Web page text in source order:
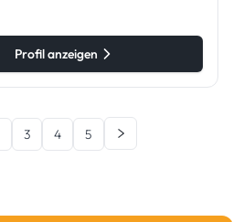
Profil anzeigen
3 4 5